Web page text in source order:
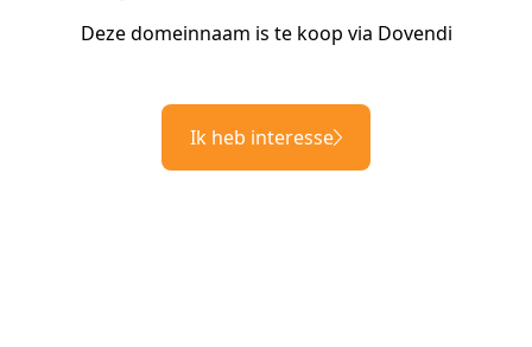
Deze domeinnaam is te koop via Dovendi
Ik heb interesse